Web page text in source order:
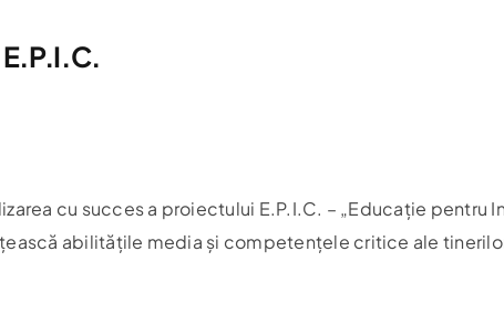
cu succes a proiectului E.P.I.C. – „Educație pentru
abilitățile media și competențele critice ale